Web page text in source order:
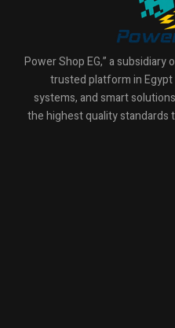
“Power Shop EG,” a
trusted platform in
systems, and smart
the highest quality standards